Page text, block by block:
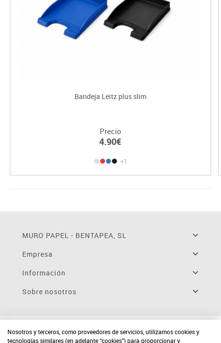
Bandeja Leitz plus slim
Precio
4.90€
+1
MURO PAPEL - BENTAPEA, SL
Empresa
Información
Sobre nosotros
Nosotros y terceros, como proveedores de servicios, utilizamos cookies y
tecnologías similares (en adelante “cookies”) para proporcionar y